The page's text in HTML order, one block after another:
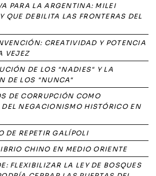
PARA LA ARGENTINA: MILEI
QUE DEBILITA LAS FRONTERAS DEL
CREATIVIDAD Y POTENCIA
VEJEZ
DE LOS "NADIES" Y LA
DE LOS "NUNCA"
DE CORRUPCIÓN COMO
NEGACIONISMO HISTÓRICO EN
DE REPETIR GALÍPOLI
CHINO EN MEDIO ORIENTE
FLEXIBILIZAR LA LEY DE BOSQUES